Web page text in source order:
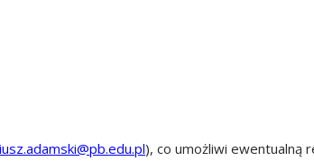
), co umożliwi ewentualną